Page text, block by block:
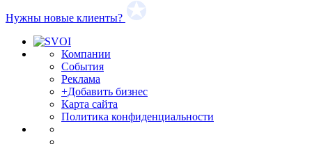
Нужны новые клиенты?
Компании
События
Реклама
+Добавить бизнес
Карта сайта
Политика конфиденциальности